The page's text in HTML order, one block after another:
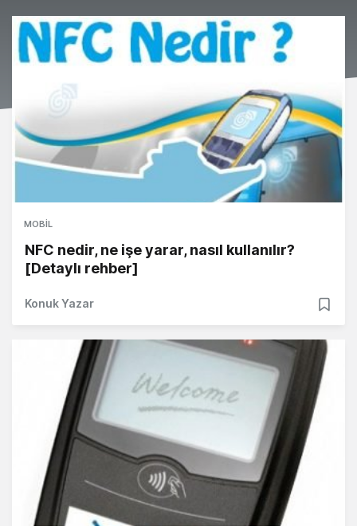
MOBIL
NFC nedir, ne işe yarar, nasıl kullanılır?
[Detaylı rehber]
Konuk Yazar